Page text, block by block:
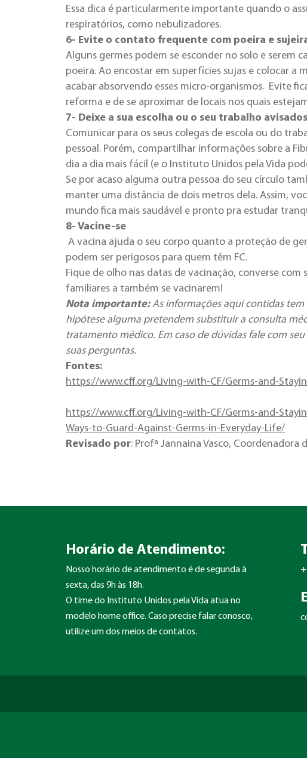
Essa dica é particularmente importante quando o
respiratórios, como nebulizadores.
6- Evite o contato frequente com poeira e
Alguns germes podem se esconder no solo e serem
poeira. Ao encostar em superfícies sujas e colocar a
acabar absorvendo esses micro-organismos. Evite
reforma e de se aproximar de locais nos quais
7- Deixe a sua escolha ou o seu trabalho avisados
Comunicar para os seus colegas de escola ou do
pessoal. Porém, compartilhar informações sobre a
dia a dia mais fácil (e o Instituto Unidos pela Vida
Se por acaso alguma outra pessoa do seu círculo
manter uma distância de dois metros dela. Assim,
mundo fica mais saudável e pronto pra estudar
8- Vacine-se
A vacina ajuda o seu corpo quanto a proteção de
podem ser perigosos para quem têm FC.
Fique de olho nas datas de vacinação, converse com
familiares a também se vacinarem!
Nota importante:As informações aqui contidas
hipótese alguma pretendem substituir a consulta
tratamento médico. Em caso de dúvidas fale com
suas perguntas.
Fontes:
https://www.cff.org/Living-with-CF/Germs-and-
https://www.cff.org/Living-with-CF/Germs-and-
Ways-to-Guard-Against-Germs-in-Everyday-Life/
Revisado por: Profª Jannaina Vasco, Coordenadora
Horário de Atendimento:
Nosso horário de atendimento é de segunda à
sexta, das 9h às 18h.
O time do Instituto Unidos pela Vida atua no
modelo home office. Caso precise falar conosco,
utilize um dos meios de contatos.